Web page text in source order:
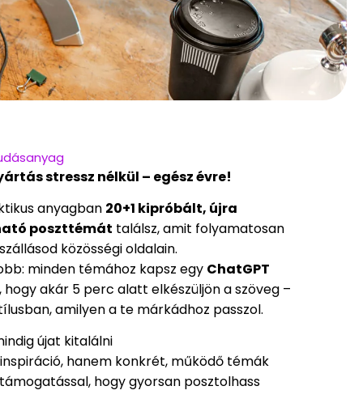
stressz nélkül – egész évre!
anyagban 20+1 kipróbált, újra
poszttémát találsz, amit folyamatosan
közösségi oldalain.
minden témához kapsz egy ChatGPT
hogy akár 5 perc alatt elkészüljön a szöveg –
amilyen a te márkádhoz passzol.
újat kitalálni
hanem konkrét, működő témák
hogy gyorsan posztolhass